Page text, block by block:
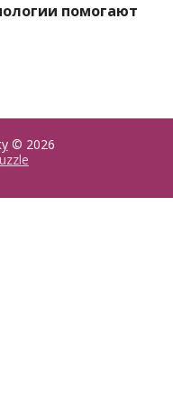
помогают
© 2026